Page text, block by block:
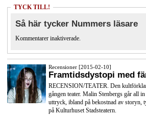
TYCK TILL!
Så här tycker Nummers läsare
Kommentarer inaktiverade.
Recensioner [2015-02-10]
Framtidsdystopi med
RECENSION/TEATER. Den
gången teater. Malin Stenbergs går all
uttryck, ibland på bekostnad av storyn,
på Kulturhuset Stadsteatern.